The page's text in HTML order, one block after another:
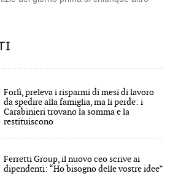
Forlì, preleva i risparmi di mesi di lavoro
da spedire alla famiglia, ma li perde: i
Carabinieri trovano la somma e la
restituiscono
Ferretti Group, il nuovo ceo scrive ai
dipendenti: “Ho bisogno delle vostre idee”